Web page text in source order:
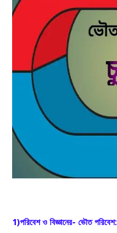
1)পরিবেশ ও বিজ্ঞানের- ভৌত পরিবেশ: